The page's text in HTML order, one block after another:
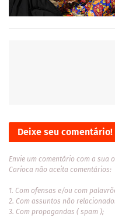
Deixe seu comentário!
Envie um comentário com a sua
Carioca não aceita comentários:
1. Com ofensas e/ou com
2. Com assuntos não
3. Com propagandas ( spam );